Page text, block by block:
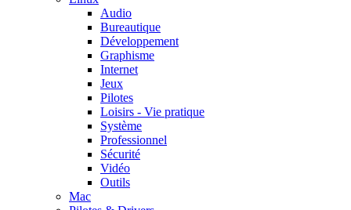
Audio
Bureautique
Développement
Graphisme
Internet
Jeux
Pilotes
Loisirs - Vie pratique
Système
Professionnel
Sécurité
Vidéo
Outils
Mac